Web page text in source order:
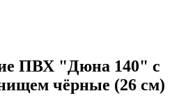
ПВХ "Дюна 140" с
чёрные (26 см)